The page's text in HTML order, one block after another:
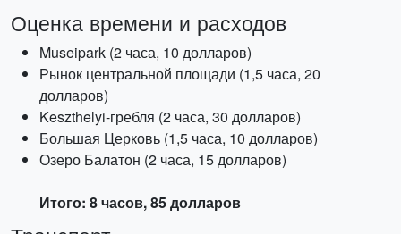
Оценка времени и расходов
Museipark (2 часа, 10 долларов)
Рынок центральной площади (1,5 часа, 20
долларов)
Keszthelyi-гребля (2 часа, 30 долларов)
Большая Церковь (1,5 часа, 10 долларов)
Озеро Балатон (2 часа, 15 долларов)
Итого: 8 часов, 85 долларов